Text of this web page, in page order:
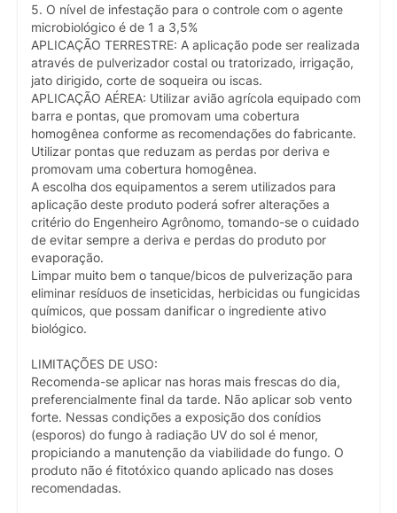
5. O nível de infestação para o controle com o agente
microbiológico é de 1 a 3,5%
APLICAÇÃO TERRESTRE: A aplicação pode ser realizada
através de pulverizador costal ou tratorizado, irrigação,
jato dirigido, corte de soqueira ou iscas.
APLICAÇÃO AÉREA: Utilizar avião agrícola equipado com
barra e pontas, que promovam uma cobertura
homogênea conforme as recomendações do fabricante.
Utilizar pontas que reduzam as perdas por deriva e
promovam uma cobertura homogênea.
A escolha dos equipamentos a serem utilizados para
aplicação deste produto poderá sofrer alterações a
critério do Engenheiro Agrônomo, tomando-se o cuidado
de evitar sempre a deriva e perdas do produto por
evaporação.
Limpar muito bem o tanque/bicos de pulverização para
eliminar resíduos de inseticidas, herbicidas ou fungicidas
químicos, que possam danificar o ingrediente ativo
biológico.
LIMITAÇÕES DE USO:
Recomenda-se aplicar nas horas mais frescas do dia,
preferencialmente final da tarde. Não aplicar sob vento
forte. Nessas condições a exposição dos conídios
(esporos) do fungo à radiação UV do sol é menor,
propiciando a manutenção da viabilidade do fungo. O
produto não é fitotóxico quando aplicado nas doses
recomendadas.